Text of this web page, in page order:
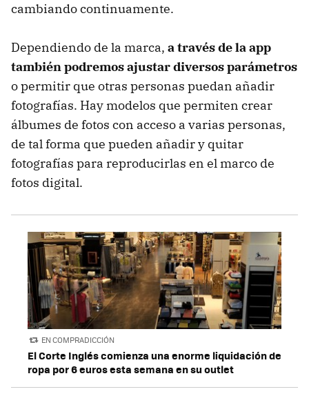
cambiando continuamente.
Dependiendo de la marca, a través de la app
también podremos ajustar diversos parámetros
o permitir que otras personas puedan añadir
fotografías. Hay modelos que permiten crear
álbumes de fotos con acceso a varias personas,
de tal forma que pueden añadir y quitar
fotografías para reproducirlas en el marco de
fotos digital.
EN COMPRADICCIÓN
El Corte Inglés comienza una enorme liquidación de
ropa por 6 euros esta semana en su outlet